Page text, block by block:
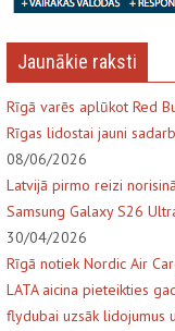
Jaunākie raksti
Rīgā varēs aplūkot Red
Rīgas lidostai jauni
08/06/2026
Latvijā pirmo reizi
Samsung Galaxy S26
30/04/2026
Rīgā notiek Nordic Air
LATA aicina pieteikties
flydubai uzsāk lidojumus